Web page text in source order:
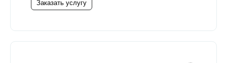
Заказать услугу